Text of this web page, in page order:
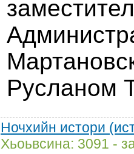
Русланом
Ночхийн истори
Хьоьвсина: 3091 -